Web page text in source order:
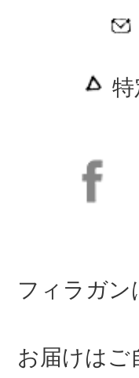
フィラガン
お届けはご